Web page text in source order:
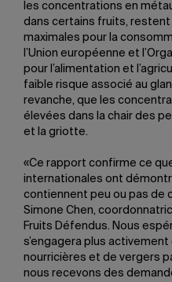
les concentrations en
dans certains fruits,
maximales pour la
l’Union européenne et
pour l’alimentation et
faible risque associé au
revanche, que les
élevées dans la chair des
et la griotte.
«Ce rapport confirme ce
internationales ont
contiennent peu ou pas de
Simone Chen,
Fruits Défendus. Nous
s’engagera plus
nourricières et de vergers
nous recevons des